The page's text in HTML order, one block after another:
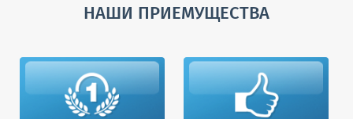
НАШИ ПРИЕМУЩЕСТВА